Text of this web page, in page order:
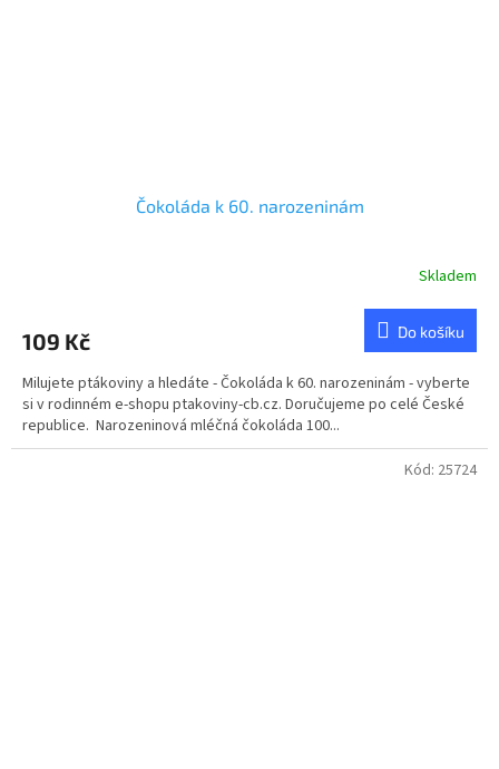
Čokoláda k 60. narozeninám
Skladem
109 Kč Do košíku
Milujete ptákoviny a hledáte - Čokoláda k 60. narozeninám - vyberte
si v rodinném e-shopu ptakoviny-cb.cz. Doručujeme po celé České
republice. Narozeninová mléčná čokoláda 100...
Kód: 25724